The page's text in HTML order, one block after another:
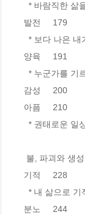
발전     179
양육     191
감성     200
아픔     210
기적     228
분노     244